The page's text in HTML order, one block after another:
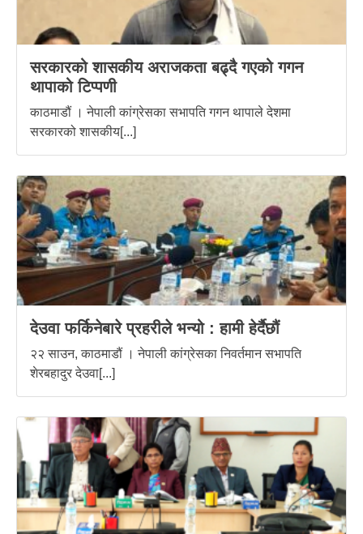
सरकारको शासकीय अराजकता बढ्दै गएको गगन
थापाको टिप्पणी
काठमाडौं । नेपाली कांग्रेसका सभापति गगन थापाले देशमा
सरकारको शासकीय[...]
देउवा फर्किनेबारे प्रहरीले भन्यो : हामी हेर्दैछौं
२२ साउन, काठमाडौं । नेपाली कांग्रेसका निवर्तमान सभापति
शेरबहादुर देउवा[...]